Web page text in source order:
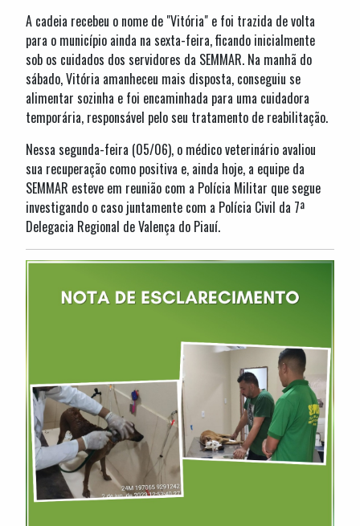
A cadeia recebeu o nome de "Vitória" e foi trazida de volta
para o município ainda na sexta-feira, ficando inicialmente
sob os cuidados dos servidores da SEMMAR. Na manhã do
sábado, Vitória amanheceu mais disposta, conseguiu se
alimentar sozinha e foi encaminhada para uma cuidadora
temporária, responsável pelo seu tratamento de reabilitação.
Nessa segunda-feira (05/06), o médico veterinário avaliou
sua recuperação como positiva e, ainda hoje, a equipe da
SEMMAR esteve em reunião com a Polícia Militar que segue
investigando o caso juntamente com a Polícia Civil da 7ª
Delegacia Regional de Valença do Piauí.